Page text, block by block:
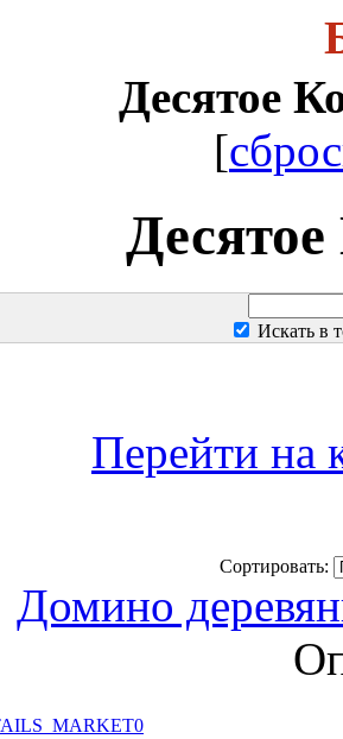
Десятое
[
Искать в
Перейти на
Сортировать:
Домино